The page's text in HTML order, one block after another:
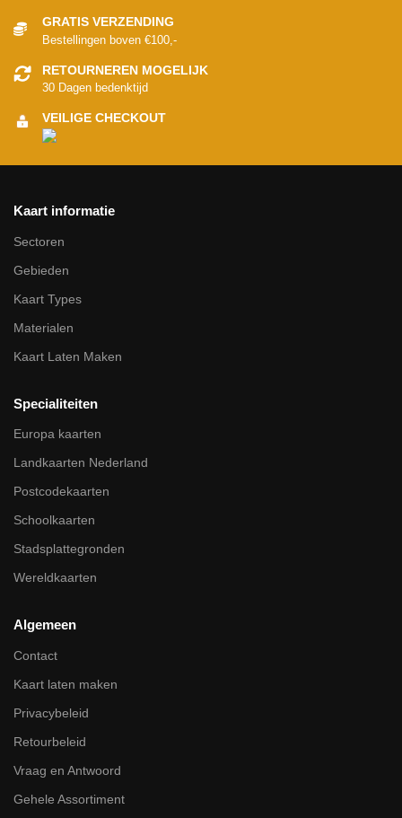
GRATIS VERZENDING
Bestellingen boven €100,-
RETOURNEREN MOGELIJK
30 Dagen bedenktijd
VEILIGE CHECKOUT
Kaart informatie
Sectoren
Gebieden
Kaart Types
Materialen
Kaart Laten Maken
Specialiteiten
Europa kaarten
Landkaarten Nederland
Postcodekaarten
Schoolkaarten
Stadsplattegronden
Wereldkaarten
Algemeen
Contact
Kaart laten maken
Privacybeleid
Retourbeleid
Vraag en Antwoord
Gehele Assortiment